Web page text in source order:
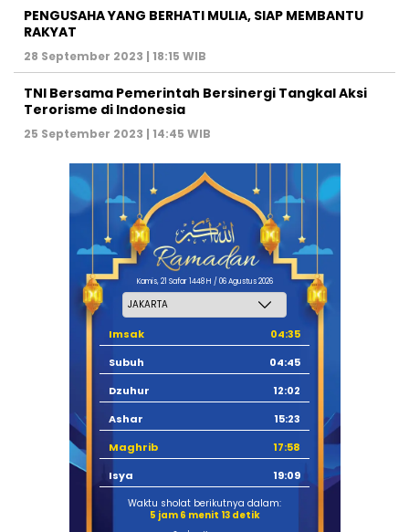
PENGUSAHA YANG BERHATI MULIA, SIAP MEMBANTU
RAKYAT
28 September 2023 | 18:15 WIB
TNI Bersama Pemerintah Bersinergi Tangkal Aksi
Terorisme di Indonesia
25 September 2023 | 14:45 WIB
Kamis, 21 Safar 1448 H / 06 Agustus 2026
Imsak
04:35
Subuh
04:45
Dzuhur
12:02
Ashar
15:23
Maghrib
17:58
Isya
19:09
Waktu sholat berikutnya dalam:
5 jam 6 menit 12 detik